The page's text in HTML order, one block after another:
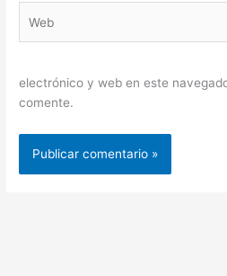
electrónico y web en este
comente.